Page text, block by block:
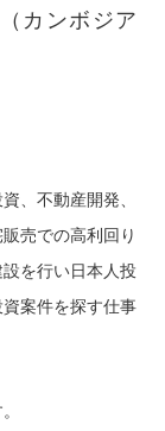
カンボジア
、不動産開発、
売での高利回り
を行い日本人投
案件を探す仕事